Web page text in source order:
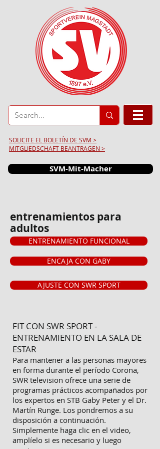
SOLICITE EL BOLETÍN DE SVM >
MITGLIEDSCHAFT BEANTRAGEN >
SVM-Mit-Macher
entrenamientos para
adultos
ENTRENAMIENTO FUNCIONAL
ENCAJA CON GABY
AJUSTE CON SWR SPORT
FIT CON SWR SPORT -
ENTRENAMIENTO EN LA SALA DE
ESTAR
Para mantener a las personas mayores
en forma durante el período Corona,
SWR television ofrece una serie de
programas prácticos acompañados por
los expertos en STB Gaby Peter y el Dr.
Martín Runge. Los pondremos a su
disposición a continuación.
Simplemente haga clic en el video,
amplíelo si es necesario y luego